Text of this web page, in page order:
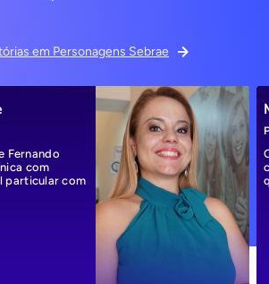
em Personagens Sebrae
Fernando
com
particular com